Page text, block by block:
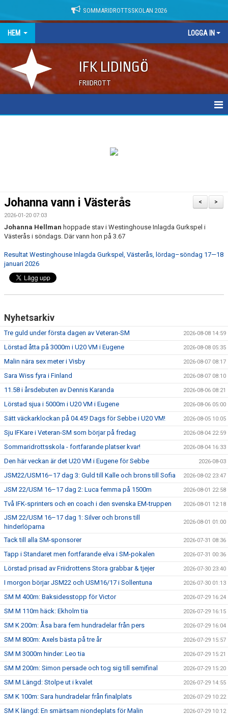
SOMMARIDROTTSSKOLAN 2026
HEM LOGGA IN
IFK LIDINGÖ
FRIIDROTT
>
<
Johanna vann i Västerås
2026-01-20 07:03
Johanna Hellman hoppade stav i Westinghouse Inlagda Gurkspel i
Västerås i söndags. Där vann hon på 3.67
Resultat Westinghouse Inlagda Gurkspel, Västerås, lördag–söndag 17—18
januari 2026
Nyhetsarkiv
Tre guld under första dagen av Veteran-SM 2026-08-08 14:59
Lörstad åtta på 3000m i U20 VM i Eugene 2026-08-08 05:35
Malin nära sex meter i Visby 2026-08-07 08:17
Sara Wiss fyra i Finland 2026-08-07 08:10
11.58 i årsdebuten av Dennis Karanda 2026-08-06 08:21
Lörstad sjua i 5000m i U20 VM i Eugene 2026-08-06 05:00
Sätt väckarklockan på 04.45! Dags för Sebbe i U20 VM! 2026-08-05 10:05
Sju IFKare i Veteran-SM som börjar på fredag 2026-08-04 22:59
Sommaridrottsskola - fortfarande platser kvar! 2026-08-04 16:33
Den här veckan är det U20 VM i Eugene för Sebbe 2026-08-03
JSM22/USM16–17 dag 3: Guld till Kalle och brons till Sofia 2026-08-02 23:47
JSM 22/USM 16–17 dag 2: Luca femma på 1500m 2026-08-01 22:58
Två IFK-sprinters och en coach i den svenska EM-truppen 2026-08-01 12:18
JSM 22/USM 16–17 dag 1: Silver och brons till
hinderlöparna
2026-08-01 01:00
Tack till alla SM-sponsorer 2026-07-31 08:36
Tapp i Standaret men fortfarande elva i SM-pokalen 2026-07-31 00:36
Lörstad prisad av Friidrottens Stora grabbar & tjejer 2026-07-30 23:40
I morgon börjar JSM22 och USM16/17 i Sollentuna 2026-07-30 01:13
SM M 400m: Baksidesstopp för Victor 2026-07-29 16:24
SM M 110m häck: Ekholm tia 2026-07-29 16:15
SM K 200m: Åsa bara fem hundradelar från pers 2026-07-29 16:04
SM M 800m: Axels bästa på tre år 2026-07-29 15:57
SM M 3000m hinder: Leo tia 2026-07-29 15:21
SM M 200m: Simon persade och tog sig till semifinal 2026-07-29 15:20
SM M Längd: Stolpe ut i kvalet 2026-07-29 14:55
SM K 100m: Sara hundradelar från finalplats 2026-07-29 10:22
SM K längd: En smärtsam niondeplats för Malin 2026-07-29 10:12